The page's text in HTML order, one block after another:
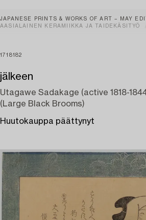
JAPANESE PRINTS & WORKS OF ART – MAY
AASIALAINEN KERAMIIKKA JA TAIDEKÄSITYÖ
1718182
jälkeen
Utagawe Sadakage (active 1818-
(Large Black Brooms)
Huutokauppa päättynyt